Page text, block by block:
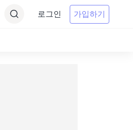
로그인 가입하기